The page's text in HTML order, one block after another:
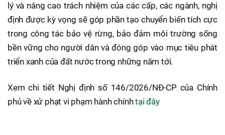
lý và nâng cao trách nhiệm của các cấp, các ngành, nghị
định được kỳ vọng sẽ góp phần tạo chuyển biến tích cực
trong công tác bảo vệ rừng, bảo đảm môi trường sống
bền vững cho người dân và đóng góp vào mục tiêu phát
triển xanh của đất nước trong những năm tới.
Xem chi tiết Nghị định số 146/2026/NĐ-CP của Chính
phủ về xử phạt vi phạm hành chínhtại đây